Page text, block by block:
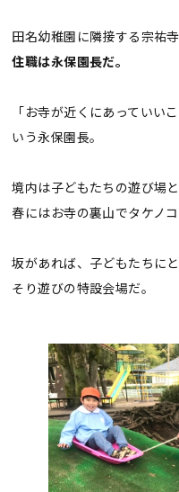
田名幼稚園に隣接する宗祐寺
住職は永保園長だ。
「お寺が近くにあっていい
いう永保園長。
境内は子どもたちの遊び場と
春にはお寺の裏山でタケノコ
坂があれば、子どもたちに
そり遊びの特設会場だ。